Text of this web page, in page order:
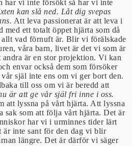
har vi inte försökt så har vi inte
kan slå ned. Låt dig svepas
Att leva passionerat är att leva i
med ett totalt öppet hjärta som då
allt vad förnuft är. Blir vi förälskade
våra barn, livet är det vi som är
är en stor projektion. Vi kan
envar också dem som försöker
själ inte ens om vi ger bort den.
till oss om vi är beredd att
är att ge vår själ fri inne i oss.
att lyssna på vårt hjärta. Att lyssna
sak som att följa vårt hjärta. Det är
har vi i urminnes tider lärt
är inte sant för den dag vi blir
längre. Det är därför vi säger